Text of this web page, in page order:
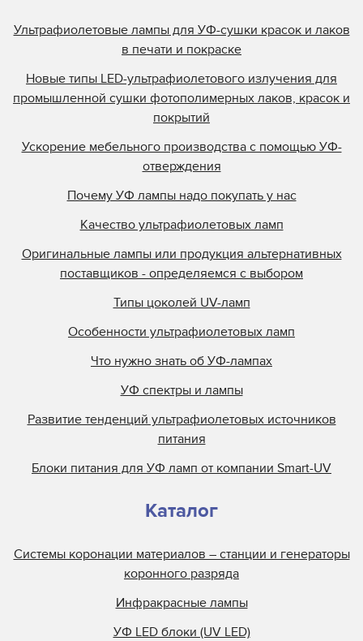
Ультрафиолетовые лампы для УФ-сушки красок и лаков
в печати и покраске
Новые типы LED-ультрафиолетового излучения для
промышленной сушки фотополимерных лаков, красок и
покрытий
Ускорение мебельного производства с помощью УФ-
отверждения
Почему УФ лампы надо покупать у нас
Качество ультрафиолетовых ламп
Оригинальные лампы или продукция альтернативных
поставщиков - определяемся с выбором
Типы цоколей UV-ламп
Особенности ультрафиолетовых ламп
Что нужно знать об УФ-лампах
УФ спектры и лампы
Развитие тенденций ультрафиолетовых источников
питания
Блоки питания для УФ ламп от компании Smart-UV
Каталог
Системы коронации материалов – станции и генераторы
коронного разряда
Инфракрасные лампы
УФ LED блоки (UV LED)